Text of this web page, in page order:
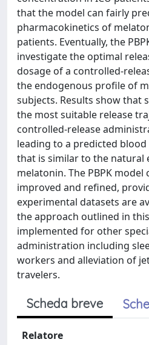
that the model can fairly
pharmacokinetics of
patients. Eventually, the
investigate the optimal
dosage of a controlled-
the endogenous profile of
subjects. Results show that
the most suitable release
controlled-release
leading to a predicted
that is similar to the natural
melatonin. The PBPK
improved and refined,
experimental datasets are
the approach outlined in
implemented for other
administration including
workers and alleviation of
travelers.
Scheda breve
Relatore